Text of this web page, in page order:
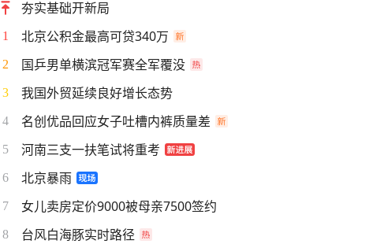
夯实基础开新局
1 北京公积金最高可贷340万
2 国乒男单横滨冠军赛全军覆没
3 我国外贸延续良好增长态势
4 名创优品回应女子吐槽内裤质量差
5 河南三支一扶笔试将重考
6 北京暴雨
7 女儿卖房定价9000被母亲7500签约
8 台风白海豚实时路径